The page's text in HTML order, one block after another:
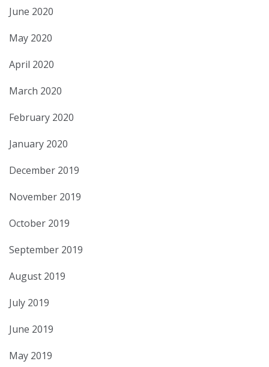
June 2020
May 2020
April 2020
March 2020
February 2020
January 2020
December 2019
November 2019
October 2019
September 2019
August 2019
July 2019
June 2019
May 2019